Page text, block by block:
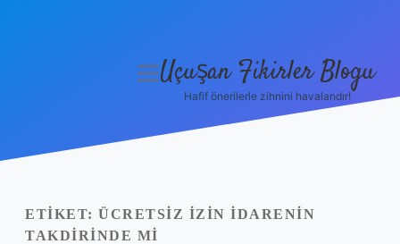
Yasal Uyarı
menüyü
Uçuşan Fikirler Blogu
Hafif önerilerle zihnini havalandır!
ETIKET: ÜCRETSIZ IZIN IDARENIN
TAKDIRINDE MI